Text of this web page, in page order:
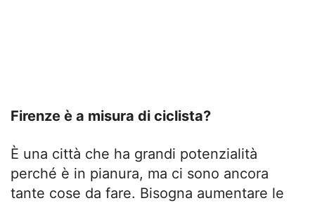
Firenze è a misura di ciclista?
È una città che ha grandi potenzialità
perché è in pianura, ma ci sono ancora
tante cose da fare. Bisogna aumentare le